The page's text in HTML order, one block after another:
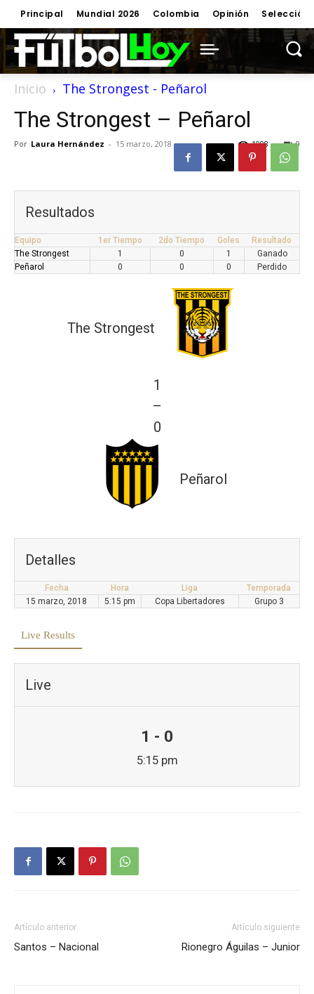
Principal Mundial 2026 Colombia Opinión Selección
Inicio The Strongest - Peñarol
The Strongest – Peñarol
Por Laura Hernández - 15 marzo, 2018 0
1008
Resultados
Equipo 1er Tiempo 2do Tiempo Goles
Resultado
The Strongest
1 0 1
Ganado
Peñarol
0 0 0 Perdido
The Strongest
1
—
0
Peñarol
Detalles
Fecha Hora Liga
Temporada
15 marzo, 2018
5:15 pm Copa Libertadores Grupo 3
Live Results
Live
1 - 0
5:15 pm
Artículo anterior
Santos – Nacional
Artículo siguiente
Rionegro Águilas – Junior